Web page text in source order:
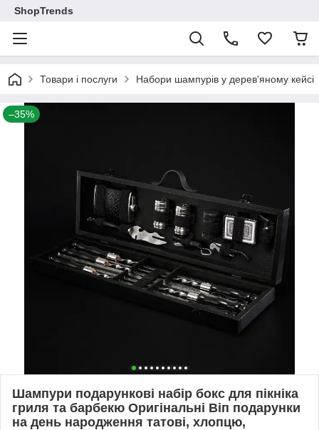
ShopTrends
Товари і послуги Набори шампурів у дерев'яному кейсі
–35%
Шампури подарункові набір бокс для пікніка
гриля та барбекю Оригінальні Віп подарунки
на день народження татові, хлопцю,